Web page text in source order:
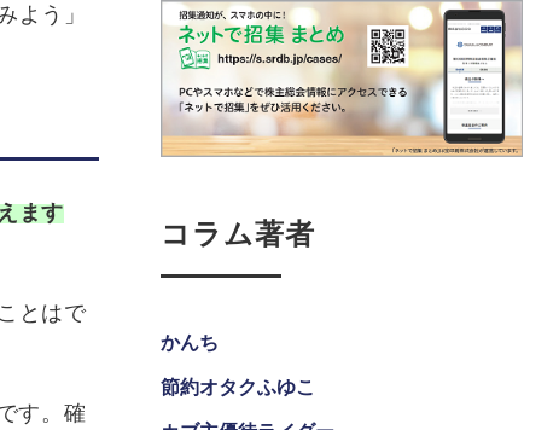
よう」
ます
とはで
す。確
コラム著者
かんち
節約オタクふゆこ